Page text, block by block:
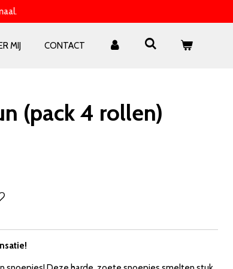
MIJ CONTACT
(pack 4 rollen)